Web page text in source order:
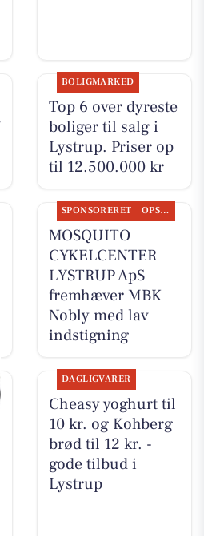
BOLIGMARKED
Top 6 over dyreste
boliger til salg i
Lystrup. Priser op
til 12.500.000 kr
SPONSORERET OPSLAGSTAVLEN
MOSQUITO
CYKELCENTER
LYSTRUP ApS
fremhæver MBK
Nobly med lav
indstigning
DAGLIGVARER
Cheasy yoghurt til
10 kr. og Kohberg
brød til 12 kr. -
gode tilbud i
Lystrup